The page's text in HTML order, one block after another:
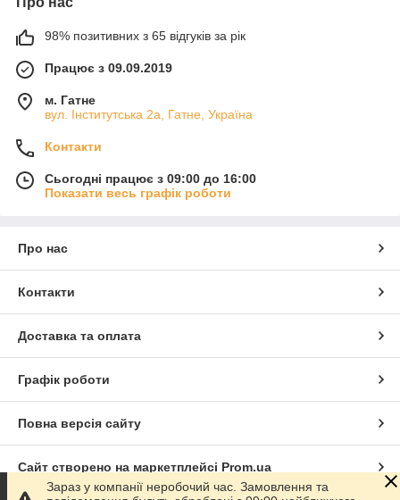
98% позитивних з 65 відгуків за рік
Працює з 09.09.2019
м. Гатне
вул. Інститутська 2а, Гатне, Україна
Контакти
Сьогодні працює з 09:00 до 16:00
Показати весь графік роботи
Про нас
Контакти
Доставка та оплата
Графік роботи
Повна версія сайту
Сайт створено на маркетплейсі Prom.ua
Зараз у компанії неробочий час. Замовлення та